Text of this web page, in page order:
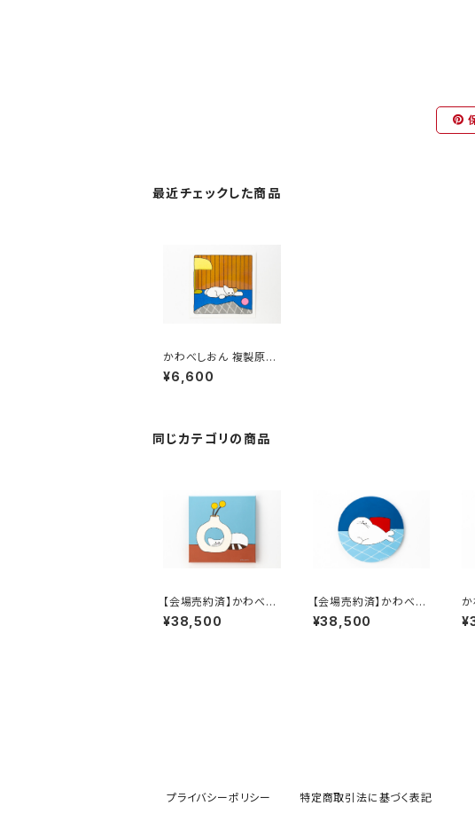
最近チェックした商品
かわべしおん 複製原画
A-2リソグラフ「遊びつ
かれて」 （額装無し）直
¥6,600
同じカテゴリの商品
【会場売約済】かわべし
おん 原画A 「視線」
¥38,500
【会場売約済】かわべし
おん 原画B 「ゆったり
アザラシ」
¥38,500
「
プライバシーポリシー 特定商取引法に基づく表記